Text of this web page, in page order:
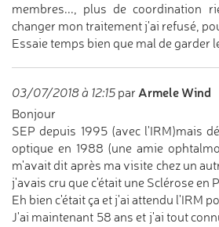
membres..., plus de coordination
changer mon traitement j'ai refusé,
Essaie temps bien que mal de garder
03/07/2018 à 12:15 par Armele Wind
Bonjour
SEP depuis 1995 (avec l'IRM)mais
optique en 1988 (une amie
m'avait dit après ma visite chez un
j'avais cru que c'était une Sclérose en
Eh bien c'était ça et j'ai attendu l'IRM
J'ai maintenant 58 ans et j'ai tout